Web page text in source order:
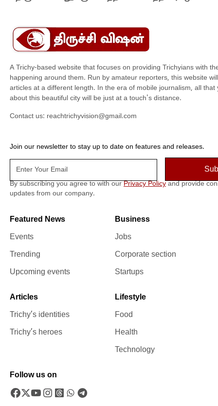
A Trichy-based website that focuses on providing Trichyians with
happening around them. Run by amateur reporters, this website
articles at a different length. In the era of mobile journalism, all that
about this beautiful city will be just at a touch's distance.
Contact us: reachtrichyvision@gmail.com
Join our newsletter to stay up to date on features and releases.
By subscribing you agree to with our Privacy Policy and provide
updates from our company.
Featured News
Events
Trending
Upcoming events
Business
Jobs
Corporate section
Startups
Articles
Trichy’s identities
Trichy’s heroes
Lifestyle
Food
Health
Technology
Follow us on